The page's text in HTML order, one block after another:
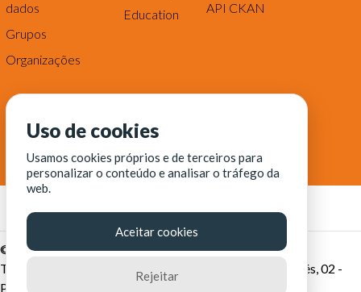
dados
Grupos
Organizações
Education
API CKAN
© Fortaleza Digital || CITINOVA - Fundação de Ciência,
Tecnologia e Inovação de Fortaleza - Rua dos Tremembés, 02 -
Praia de Iracema - Fortaleza-CE
Uso de cookies
Usamos cookies próprios e de terceiros para
personalizar o conteúdo e analisar o tráfego da
web.
Aceitar cookies
Rejeitar